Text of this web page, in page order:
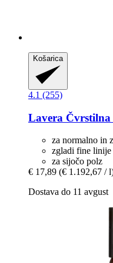
Košarica
4.1 (255)
Lavera Čvrstilna
za normalno in
zgladi fine linije
za sijočo polz
€ 17,89 (€ 1.192,67 /
Dostava do 11 avgust